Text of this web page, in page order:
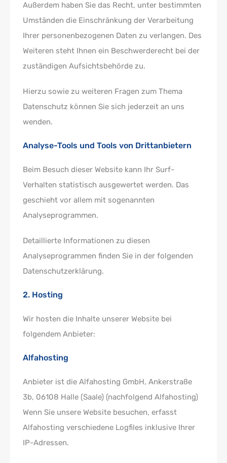
Außerdem haben Sie das Recht, unter bestimmten
Umständen die Einschränkung der Verarbeitung
Ihrer personenbezogenen Daten zu verlangen. Des
Weiteren steht Ihnen ein Beschwerderecht bei der
zuständigen Aufsichtsbehörde zu.
Hierzu sowie zu weiteren Fragen zum Thema
Datenschutz können Sie sich jederzeit an uns
wenden.
Analyse-Tools und Tools von Dritt­anbietern
Beim Besuch dieser Website kann Ihr Surf-
Verhalten statistisch ausgewertet werden. Das
geschieht vor allem mit sogenannten
Analyseprogrammen.
Detaillierte Informationen zu diesen
Analyseprogrammen finden Sie in der folgenden
Datenschutzerklärung.
2. Hosting
Wir hosten die Inhalte unserer Website bei
folgendem Anbieter:
Alfahosting
Anbieter ist die Alfahosting GmbH, Ankerstraße
3b, 06108 Halle (Saale) (nachfolgend Alfahosting)
Wenn Sie unsere Website besuchen, erfasst
Alfahosting verschiedene Logfiles inklusive Ihrer
IP-Adressen.